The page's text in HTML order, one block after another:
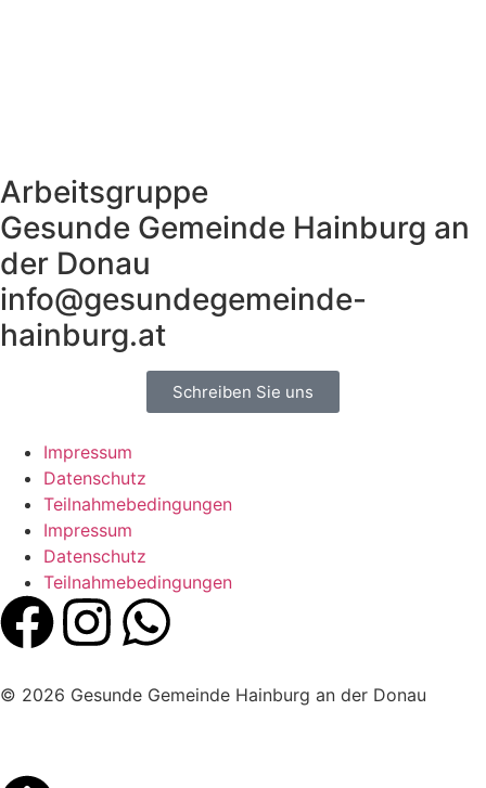
Arbeitsgruppe
Gesunde Gemeinde Hainburg an
der Donau
info@gesundegemeinde-
hainburg.at
Schreiben Sie uns
Impressum
Datenschutz
Teilnahmebedingungen
Impressum
Datenschutz
Teilnahmebedingungen
© 2026 Gesunde Gemeinde Hainburg an der Donau